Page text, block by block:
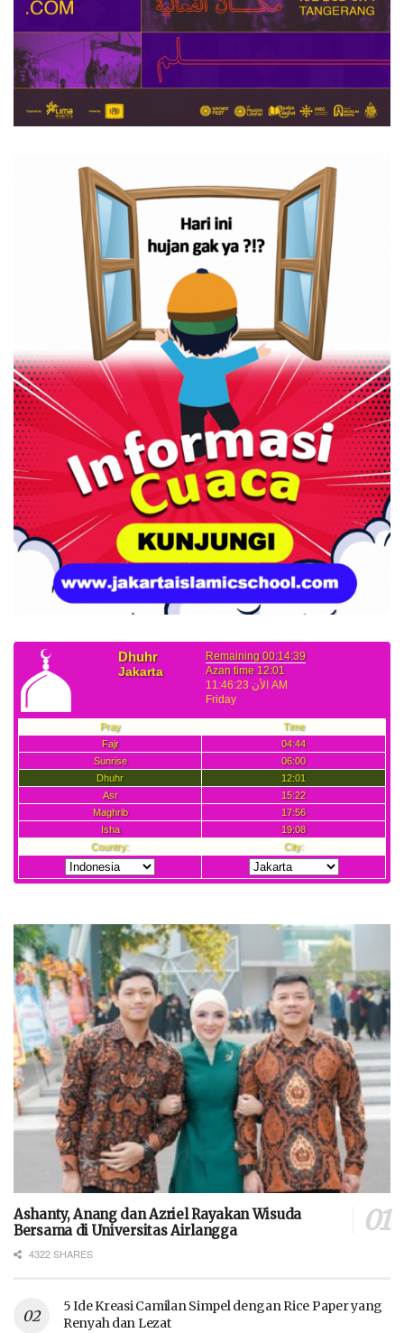
Ashanty, Anang dan Azriel Rayakan Wisuda
Bersama di Universitas Airlangga
4322 SHARES
5 Ide Kreasi Camilan Simpel dengan Rice Paper yang
Renyah dan Lezat